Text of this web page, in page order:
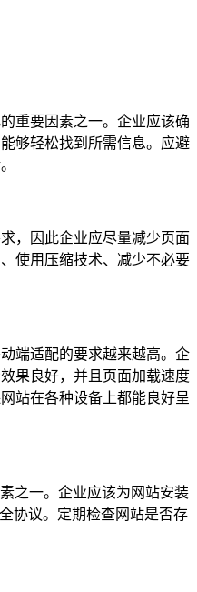
重要因素之一。企业应该确
够轻松找到所需信息。应避
，因此企业应尽量减少页面
使用压缩技术、减少不必要
端适配的要求越来越高。企
果良好，并且页面加载速度
站在各种设备上都能良好呈
之一。企业应该为网站安装
协议。定期检查网站是否存